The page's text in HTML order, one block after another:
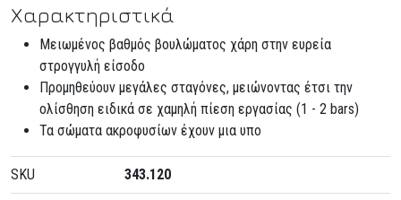
Χαρακτηριστικά
Μειωμένος βαθμός βουλώματος χάρη στην ευρεία
στρογγυλή είσοδο
Προμηθεύουν μεγάλες σταγόνες, μειώνοντας έτσι την
ολίσθηση ειδικά σε χαμηλή πίεση εργασίας (1 - 2 bars)
Τα σώματα ακροφυσίων έχουν μια υπο
SKU 343.120